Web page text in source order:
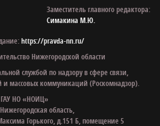
Заместитель главного редактора:
Симакина М.Ю.
https://pravda-nn.ru/
Нижегородской области
службой по надзору в сфере связи,
массовых коммуникаций (Роскомнадзор).
ГАУ НО «НОИЦ»
область,
Горького, д.151 Б, помещение 5